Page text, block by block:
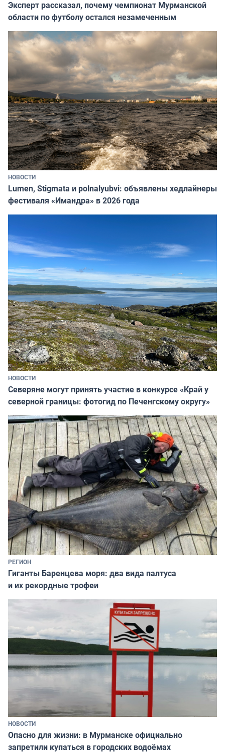
Эксперт рассказал, почему чемпионат Мурманской
области по футболу остался незамеченным
НОВОСТИ
Lumen, Stigmata и polnalyubvi: объявлены хедлайнеры
фестиваля «Имандра» в 2026 года
НОВОСТИ
Северяне могут принять участие в конкурсе «Край у
северной границы: фотогид по Печенгскому округу»
РЕГИОН
Гиганты Баренцева моря: два вида палтуса
и их рекордные трофеи
НОВОСТИ
Опасно для жизни: в Мурманске официально
запретили купаться в городских водоёмах